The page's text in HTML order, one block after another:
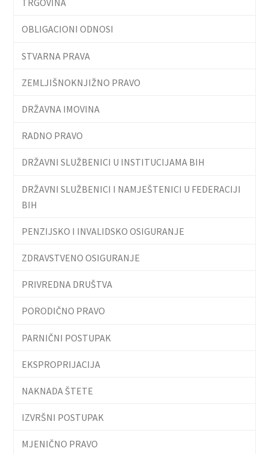
OBLIGACIONI ODNOSI
STVARNA PRAVA
ZEMLJIŠNOKNJIŽNO PRAVO
DRŽAVNA IMOVINA
RADNO PRAVO
DRŽAVNI SLUŽBENICI U INSTITUCIJAMA BIH
DRŽAVNI SLUŽBENICI I NAMJEŠTENICI U FEDERACIJI
BIH
PENZIJSKO I INVALIDSKO OSIGURANJE
ZDRAVSTVENO OSIGURANJE
PRIVREDNA DRUŠTVA
PORODIČNO PRAVO
PARNIČNI POSTUPAK
EKSPROPRIJACIJA
NAKNADA ŠTETE
IZVRŠNI POSTUPAK
MJENIČNO PRAVO